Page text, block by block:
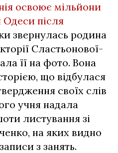
освоює мільйони
Одеси після
звернулась родина
Сластьонової-
її на фото. Вона
що відбулася
своїх слів
учня надала
листування зі
на яких видно
з занять.